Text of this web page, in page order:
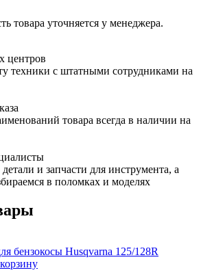
товара уточняется у менеджера.
центров
техники с штатными сотрудниками на
товара всегда в наличии на
и запчасти для инструмента, а
в поломках и моделях
бензокосы Husqvarna 125/128R